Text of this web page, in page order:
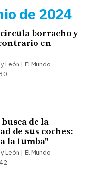
de 2024
borracho y
en
León | El Mundo
de la
de sus coches:
la tumba"
León | El Mundo